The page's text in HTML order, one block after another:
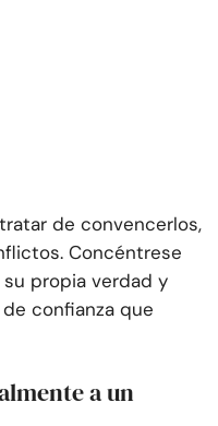
de convencerlos,
Concéntrese
propia verdad y
confianza que
a un